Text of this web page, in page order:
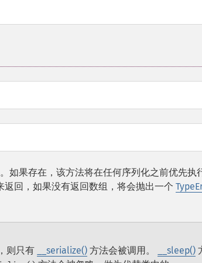
。如果存在，该方法将在任何序列化之前优先执
回，如果没有返回数组，将会抛出一个
则只有 __serialize() 方法会被调用。 __sleep()